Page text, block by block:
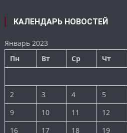
КАЛЕНДАРЬ НОВОСТЕЙ
Январь 2023
Пн
Вт Ср Чт
2
3 4 5
9
10 11 12
16
17 18 19